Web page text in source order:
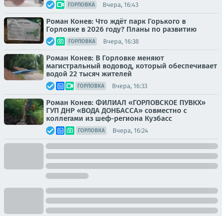
ГОРЛОВКА Вчера, 16:43
Роман Конев: Что ждёт парк Горького в
Горловке в 2026 году? Планы по развитию
ГОРЛОВКА Вчера, 16:38
Роман Конев: В Горловке меняют
магистральный водовод, который обеспечивает
водой 22 тысяч жителей
ГОРЛОВКА Вчера, 16:33
Роман Конев: ФИЛИАЛ «ГОРЛОВСКОЕ ПУВКХ»
ГУП ДНР «ВОДА ДОНБАССА» совместно с
коллегами из шеф-региона Кузбасс
ГОРЛОВКА Вчера, 16:24